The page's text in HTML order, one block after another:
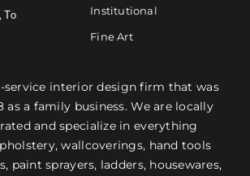
Το
Institutional
Fine Art
service interior design firm that was
as a family business. We are locally
and specialize in everything
wallcoverings, hand tools
paint sprayers, ladders, housewares,